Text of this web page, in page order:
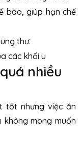
bào, giúp hạn chế
thư.
các khối u
nhiều
tốt nhưng việc ăn
mong muốn